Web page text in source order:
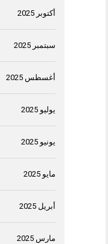
أكتوبر 2025
سبتمبر 2025
أغسطس 2025
يوليو 2025
يونيو 2025
مايو 2025
أبريل 2025
مارس 2025